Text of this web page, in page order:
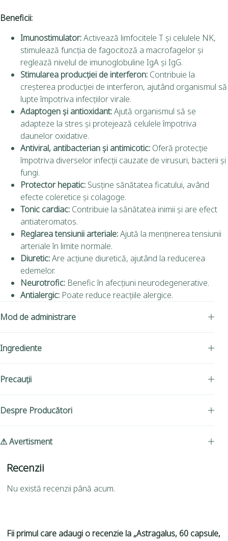
Beneficii:
Imunostimulator:Activează limfocitele T și celulele NK,
stimulează funcția de fagocitoză a macrofagelor și
reglează nivelul de imunoglobuline IgA și IgG.
Stimularea producției de interferon: Contribuie la
creșterea producției de interferon, ajutând organismul să
lupte împotriva infecțiilor virale.
Adaptogen și antioxidant:Ajută organismul să se
adapteze la stres și protejează celulele împotriva
daunelor oxidative.
Antiviral, antibacterian și antimicotic: Oferă protecție
împotriva diverselor infecții cauzate de virusuri, bacterii și
fungi.
Protector hepatic: Susține sănătatea ficatului, având
efecte coleretice și colagoge.
Tonic cardiac: Contribuie la sănătatea inimii și are efect
antiateromatos.
Reglarea tensiunii arteriale:Ajută la menținerea tensiunii
arteriale în limite normale.
Diuretic:Are acțiune diuretică, ajutând la reducerea
edemelor.
Neurotrofic: Benefic în afecțiuni neurodegenerative.
Antialergic: Poate reduce reacțiile alergice.
Mod de administrare
Ingrediente
Precauții
Despre Producători
⚠ Avertisment
Recenzii
Nu există recenzii până acum.
Fii primul care adaugi o recenzie la „Astragalus, 60 capsule,